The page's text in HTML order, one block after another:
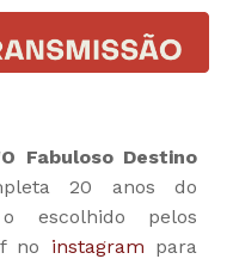
Fabuloso Destino
20 anos do
escolhido pelos
no instagram para